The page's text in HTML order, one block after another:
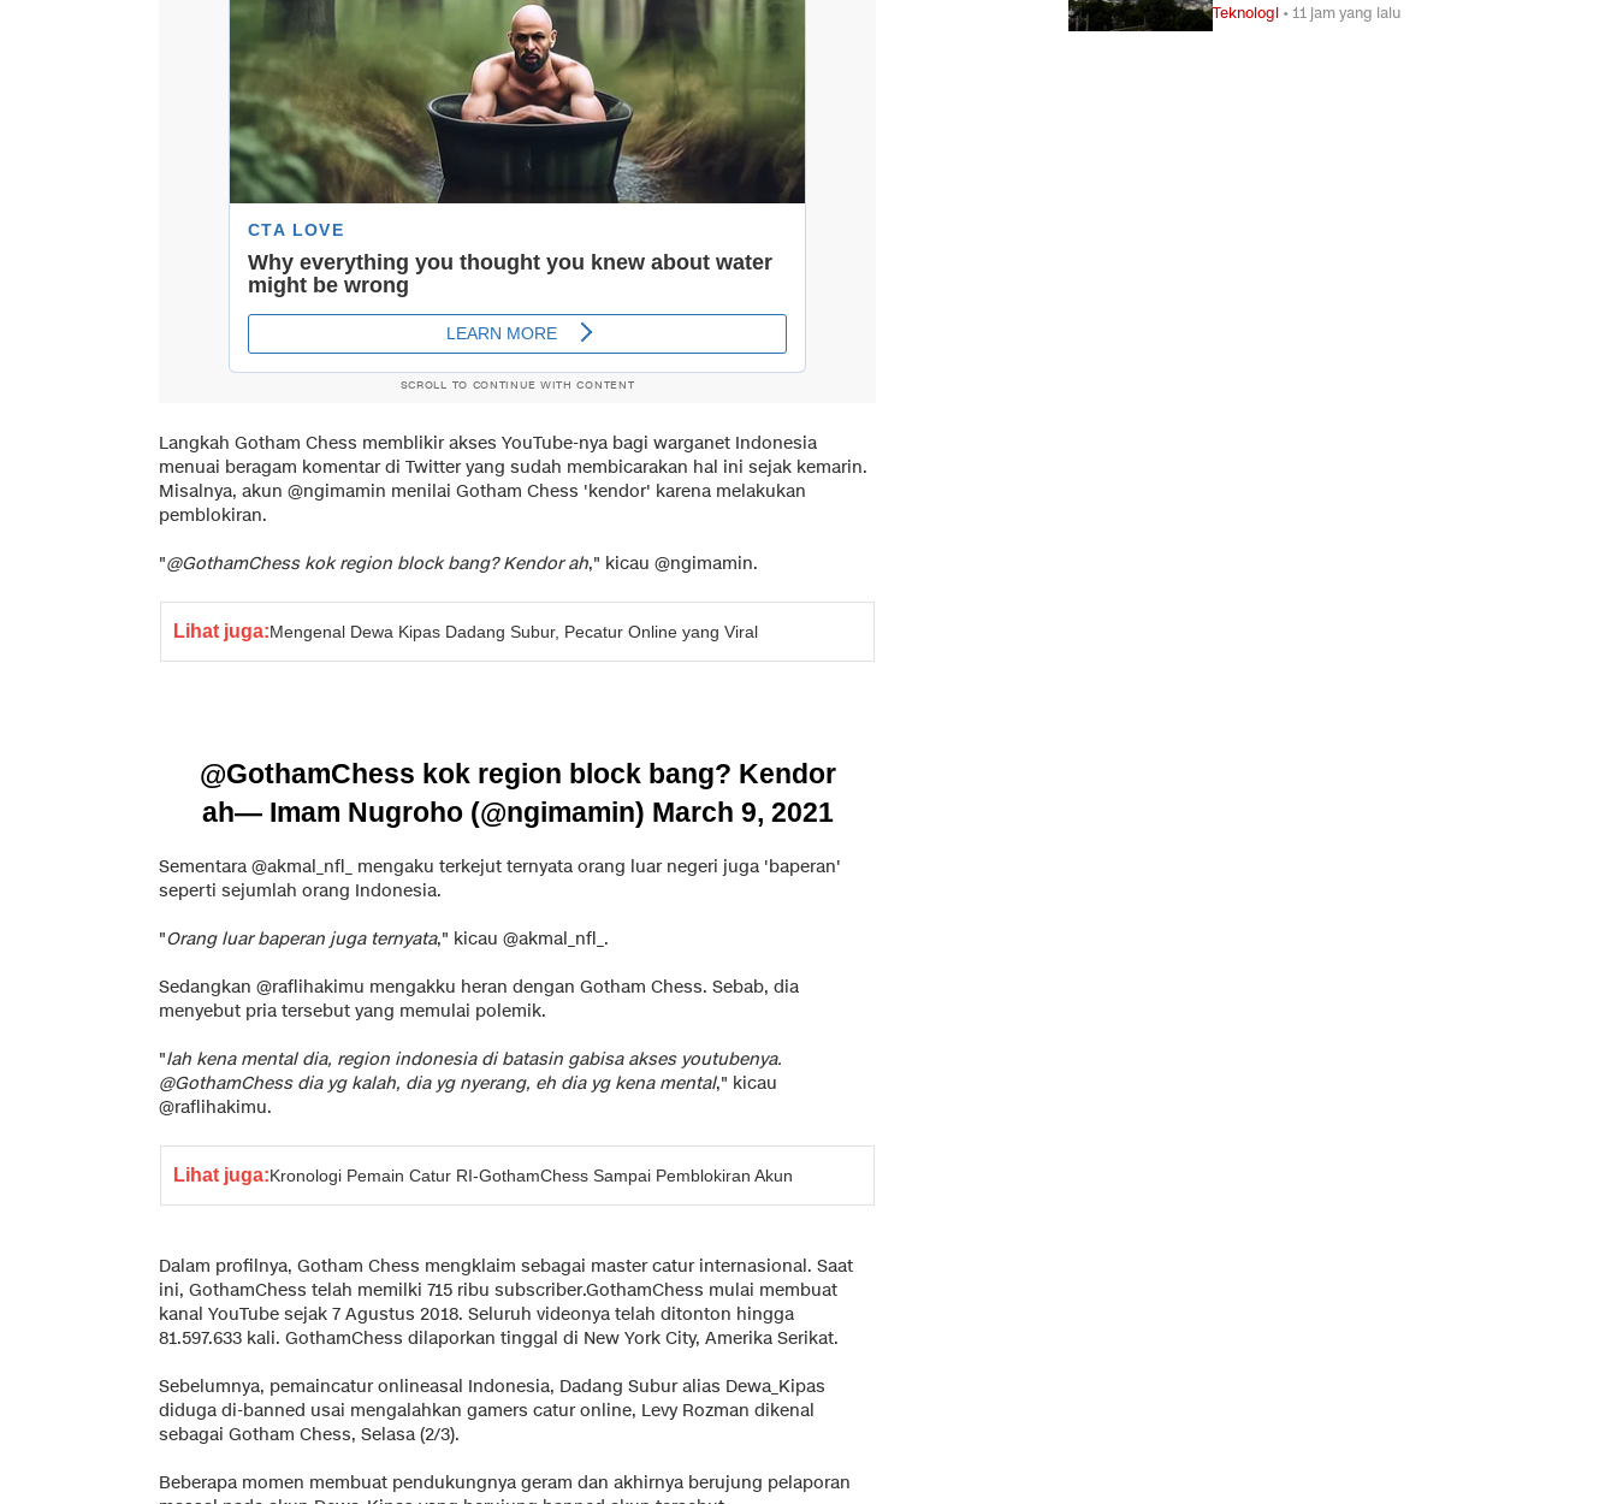
SCROLL TO CONTINUE WITH CONTENT
Langkah Gotham Chess memblikir akses YouTube-nya bagi warganet Indonesia
menuai beragam komentar di Twitter yang sudah membicarakan hal ini sejak kemarin.
Misalnya, akun @ngimamin menilai Gotham Chess 'kendor' karena melakukan
pemblokiran.
"@GothamChess kok region block bang? Kendor ah," kicau @ngimamin.
Lihat juga:Mengenal Dewa Kipas Dadang Subur, Pecatur Online yang Viral
@GothamChess kok region block bang? Kendor
ah— Imam Nugroho (@ngimamin) March 9, 2021
Sementara @akmal_nfl_ mengaku terkejut ternyata orang luar negeri juga 'baperan'
seperti sejumlah orang Indonesia.
"Orang luar baperan juga ternyata," kicau @akmal_nfl_.
Sedangkan @raflihakimu mengakku heran dengan Gotham Chess. Sebab, dia
menyebut pria tersebut yang memulai polemik.
"lah kena mental dia, region indonesia di batasin gabisa akses youtubenya.
@GothamChess dia yg kalah, dia yg nyerang, eh dia yg kena mental," kicau
@raflihakimu.
Lihat juga:Kronologi Pemain Catur RI-GothamChess Sampai Pemblokiran Akun
Dalam profilnya, Gotham Chess mengklaim sebagai master catur internasional. Saat
ini, GothamChess telah memilki 715 ribu subscriber.GothamChess mulai membuat
kanal YouTube sejak 7 Agustus 2018. Seluruh videonya telah ditonton hingga
81.597.633 kali. GothamChess dilaporkan tinggal di New York City, Amerika Serikat.
Sebelumnya, pemaincatur onlineasal Indonesia, Dadang Subur alias Dewa_Kipas
diduga di-banned usai mengalahkan gamers catur online, Levy Rozman dikenal
sebagai Gotham Chess, Selasa (2/3).
Beberapa momen membuat pendukungnya geram dan akhirnya berujung pelaporan
Teknologi •11 jam yang lalu